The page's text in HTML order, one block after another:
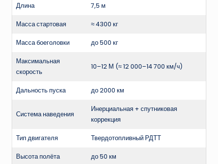
Длина 7,5 м
Масса стартовая ≈ 4300 кг
Масса боеголовки до 500 кг
Максимальная
скорость
10–12 М (≈ 12 000–14 700 км/ч)
Дальность пуска до 2000 км
Система наведения
Инерциальная + спутниковая
коррекция
Тип двигателя Твердотопливный РДТТ
Высота полёта до 50 км